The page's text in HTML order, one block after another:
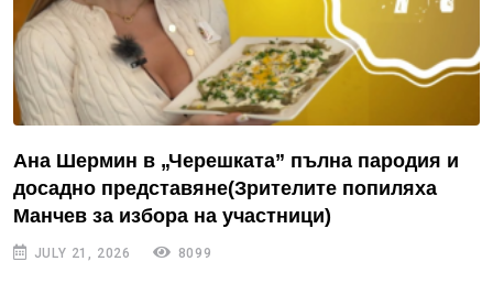
Ана Шермин в „Черешката” пълна пародия и
досадно представяне(Зрителите попиляха
Манчев за избора на участници)
JULY 21, 2026 8099